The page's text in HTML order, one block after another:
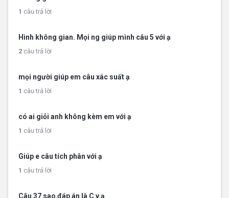
1 câu trả lời
Hình không gian. Mọi ng giúp mình câu 5 với ạ
2 câu trả lời
mọi người giúp em câu xác suất ạ
1 câu trả lời
có ai giỏi anh không kèm em với ạ
1 câu trả lời
Giúp e câu tích phân với ạ
1 câu trả lời
Câu 37 sao đáp án là C v ạ